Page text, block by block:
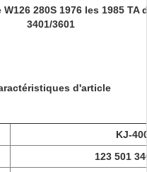
280S 1976 les 1985 TA
3401/3601
d'article
KJ-
123 501